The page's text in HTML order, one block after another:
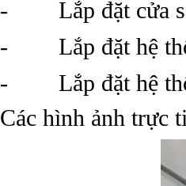
-
Lắp đặt cửa
-
Lắp đặt hệ
-
Lắp đặt hệ
Các hình ảnh trực